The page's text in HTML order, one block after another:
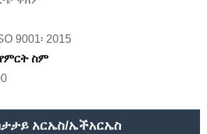
9001፡ 2015
ስም
አርኤስ/ኤችአርኤስ